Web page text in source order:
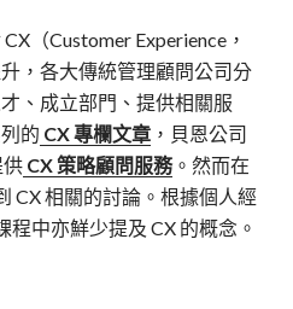
（Customer Experience，
，各大傳統管理顧問公司分
、成立部門、提供相關服
的 CX 專欄文章 ，貝恩公司
供 CX 策略顧問服務。然而在
CX 相關的討論。根據個人經
中亦鮮少提及 CX 的概念。